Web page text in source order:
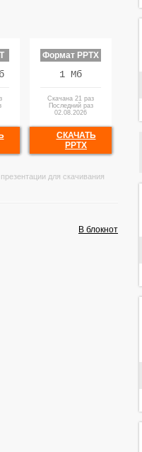
Формат PPTX
1 Мб
Скачана 21 раз
Последний раз
02.08.2026
СКАЧАТЬ
PPTX
для скачивания
В блокнот